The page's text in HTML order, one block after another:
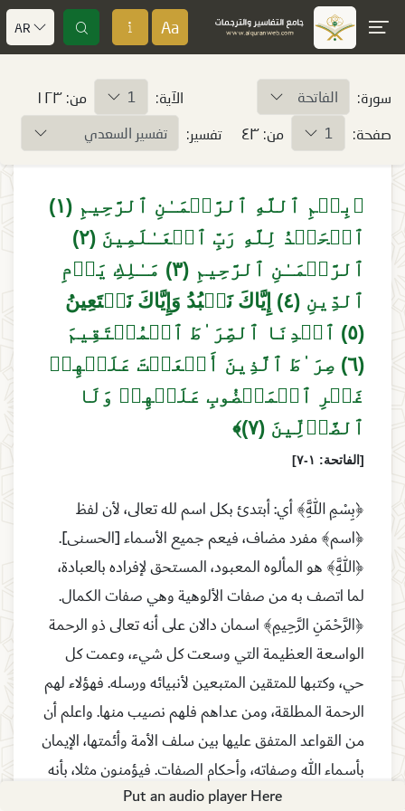
Aa
AR
سورة: الآية: من: ١٢٣
صفحة: من: ٤٣ تفسير:
Put an audio player Here
﴿بِسۡمِ ٱللَّهِ ٱلرَّحۡمَـٰنِ ٱلرَّحِیمِ (١)
ٱلۡحَمۡدُ لِلَّهِ رَبِّ ٱلۡعَـٰلَمِینَ (٢)
ٱلرَّحۡمَـٰنِ ٱلرَّحِیمِ (٣) مَـٰلِكِ یَوۡمِ
ٱلدِّینِ (٤) إِیَّاكَ نَعۡبُدُ وَإِیَّاكَ نَسۡتَعِینُ
(٥) ٱهۡدِنَا ٱلصِّرَ ٰ⁠طَ ٱلۡمُسۡتَقِیمَ
(٦) صِرَ ٰ⁠طَ ٱلَّذِینَ أَنۡعَمۡتَ عَلَیۡهِمۡ
غَیۡرِ ٱلۡمَغۡضُوبِ عَلَیۡهِمۡ وَلَا
ٱلضَّاۤلِّینَ (٧)﴾
[الفاتحة: ١-٧]
﴿بِسْمِ اللَّهِ﴾ أي: أبتدئ بكل اسم لله تعالى، لأن لفظ
﴿اسم﴾ مفرد مضاف، فيعم جميع الأسماء [الحسنى].
﴿اللَّهِ﴾ هو المألوه المعبود، المستحق لإفراده بالعبادة،
لما اتصف به من صفات الألوهية وهي صفات الكمال.
﴿الرَّحْمَنِ الرَّحِيمِ﴾ اسمان دالان على أنه تعالى ذو الرحمة
الواسعة العظيمة التي وسعت كل شيء، وعمت كل
حي، وكتبها للمتقين المتبعين لأنبيائه ورسله. فهؤلاء لهم
الرحمة المطلقة، ومن عداهم فلهم نصيب منها. واعلم أن
من القواعد المتفق عليها بين سلف الأمة وأئمتها، الإيمان
بأسماء الله وصفاته، وأحكام الصفات. فيؤمنون مثلا، بأنه
رحمن رحيم، ذو الرحمة التي اتصف بها، المتعلقة